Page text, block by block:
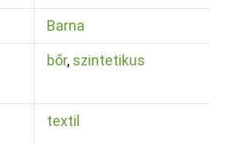
Barna
bőr, szintetikus
textil